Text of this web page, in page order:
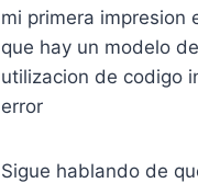
mi primera impresion
que hay un modelo
utilizacion de codigo
error
Sigue hablando de